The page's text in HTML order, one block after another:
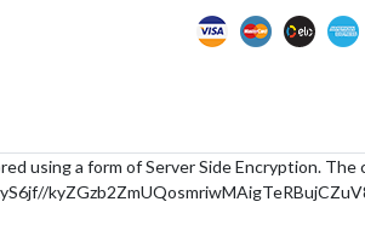
using a form of Server Side Encryption.